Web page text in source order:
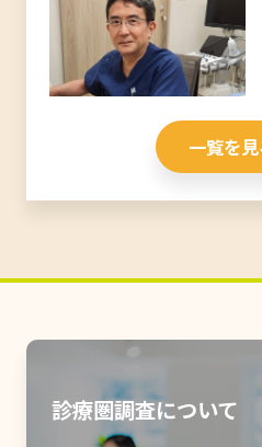
一覧を見
診療圏調査について